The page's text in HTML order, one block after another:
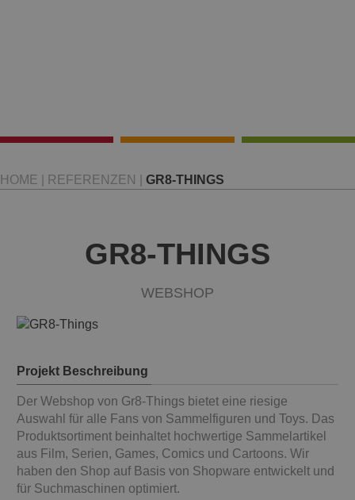
HOME REFERENZEN GR8-THINGS
GR8-THINGS
WEBSHOP
Projekt Beschreibung
Der Webshop von Gr8-Things bietet eine riesige
Auswahl für alle Fans von Sammelfiguren und Toys. Das
Produktsortiment beinhaltet hochwertige Sammelartikel
aus Film, Serien, Games, Comics und Cartoons. Wir
haben den Shop auf Basis von Shopware entwickelt und
für Suchmaschinen optimiert.